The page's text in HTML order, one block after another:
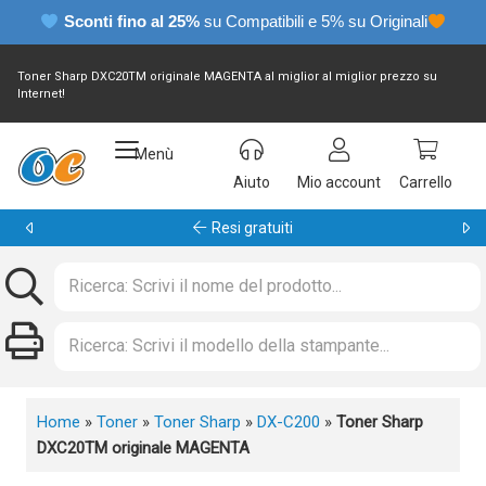
Sconti fino al 25% su Compatibili e 5% su Originali
Toner Sharp DXC20TM originale MAGENTA al miglior al miglior prezzo su
Internet!
Menù
Aiuto
Mio account Carrello
Resi gratuiti
Home » Toner » Toner Sharp » DX-C200 » Toner Sharp
DXC20TM originale MAGENTA